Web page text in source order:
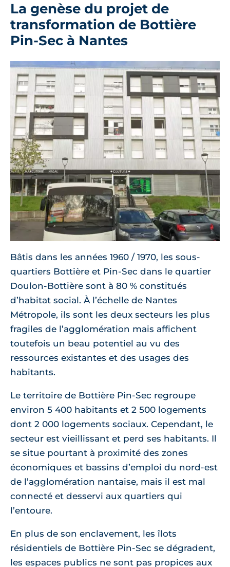
La genèse du projet de
transformation de Bottière
Pin-Sec à Nantes
Bâtis dans les années 1960 / 1970, les sous-
quartiers Bottière et Pin-Sec dans le quartier
Doulon-Bottière sont à 80 % constitués
d’habitat social. À l’échelle de Nantes
Métropole, ils sont les deux secteurs les plus
fragiles de l’agglomération mais affichent
toutefois un beau potentiel au vu des
ressources existantes et des usages des
habitants.
Le territoire de Bottière Pin-Sec regroupe
environ 5 400 habitants et 2 500 logements
dont 2 000 logements sociaux. Cependant, le
secteur est vieillissant et perd ses habitants. Il
se situe pourtant à proximité des zones
économiques et bassins d’emploi du nord-est
de l’agglomération nantaise, mais il est mal
connecté et desservi aux quartiers qui
l’entoure.
En plus de son enclavement, les îlots
résidentiels de Bottière Pin-Sec se dégradent,
les espaces publics ne sont pas propices aux